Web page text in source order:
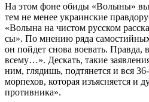
На этом фоне обиды «Волыны»
тем не менее украинские
«Волына на чистом русском
сы». По мнению ряда самостийных
он пойдет снова воевать. Правда,
всему…». Дескать, такие
ним, глядишь, подтянется и вся 36-
морпехов, которая изъясняется и
противника».